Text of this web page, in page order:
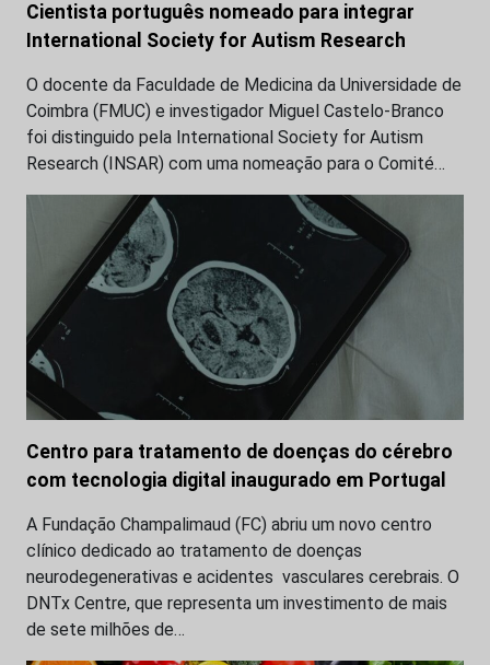
Cientista português nomeado para integrar
International Society for Autism Research
O docente da Faculdade de Medicina da Universidade de
Coimbra (FMUC) e investigador Miguel Castelo-Branco
foi distinguido pela International Society for Autism
Research (INSAR) com uma nomeação para o Comité…
Centro para tratamento de doenças do cérebro
com tecnologia digital inaugurado em Portugal
A Fundação Champalimaud (FC) abriu um novo centro
clínico dedicado ao tratamento de doenças
neurodegenerativas e acidentes vasculares cerebrais. O
DNTx Centre, que representa um investimento de mais
de sete milhões de…